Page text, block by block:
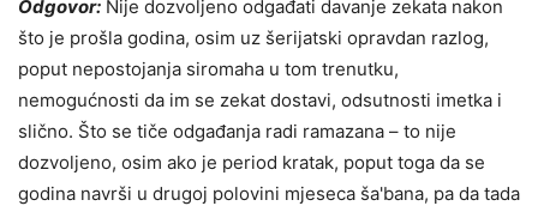
Odgovor: Nije dozvoljeno odgađati davanje zekata nakon
što je prošla godina, osim uz šerijatski opravdan razlog,
poput nepostojanja siromaha u tom trenutku,
nemogućnosti da im se zekat dostavi, odsutnosti imetka i
slično. Što se tiče odgađanja radi ramazana – to nije
dozvoljeno, osim ako je period kratak, poput toga da se
godina navrši u drugoj polovini mjeseca ša'bana, pa da tada